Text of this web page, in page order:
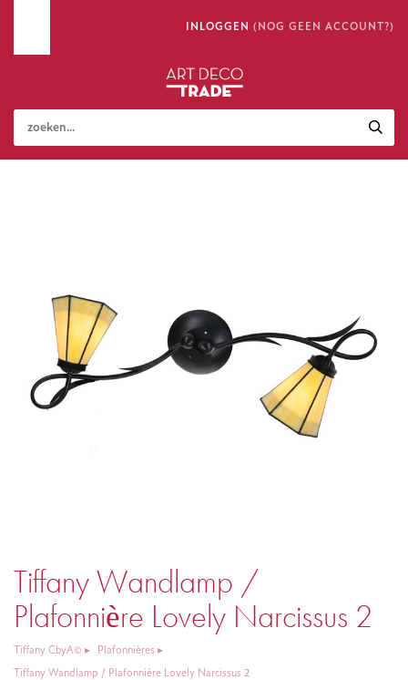
INLOGGEN (NOG GEEN ACCOUNT?)
Tiffany Wandlamp /
Plafonnière Lovely Narcissus 2
Tiffany CbyA©
Plafonnières
Tiffany Wandlamp / Plafonnière Lovely Narcissus 2